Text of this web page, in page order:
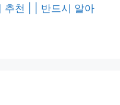
추천 | | 반드시 알아